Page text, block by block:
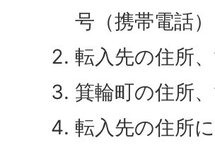
号（携帯電話）
転入先の住所
箕輪町の住所
転入先の住所